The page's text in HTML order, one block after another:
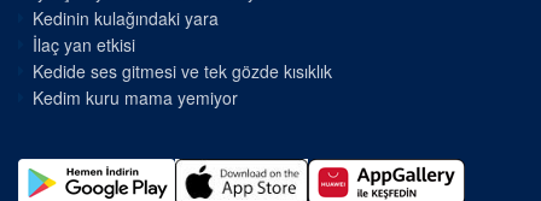
Kedinin kulağındaki yara
İlaç yan etkisi
Kedide ses gitmesi ve tek gözde kısıklık
Kedim kuru mama yemiyor